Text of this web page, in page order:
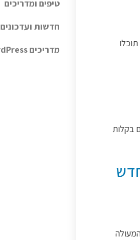
בקלות
טיפים ומדריכים
חדשות ועדכונים
מדריכים WordPress